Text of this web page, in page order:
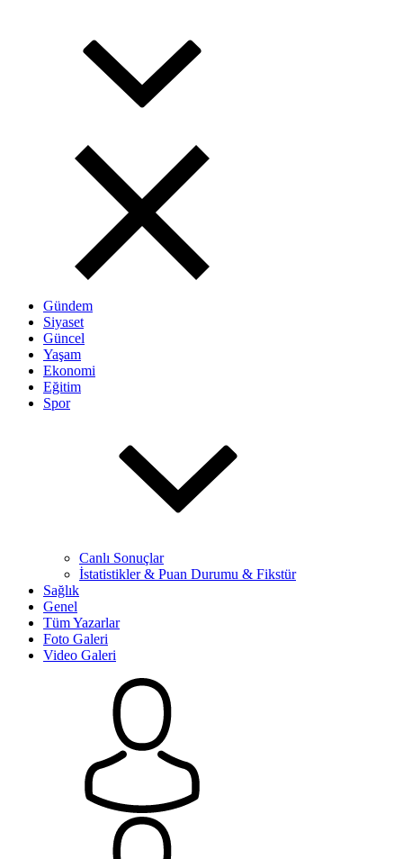
Gündem
Siyaset
Güncel
Yaşam
Ekonomi
Eğitim
Spor
Canlı Sonuçlar
İstatistikler & Puan Durumu & Fikstür
Sağlık
Genel
Tüm Yazarlar
Foto Galeri
Video Galeri